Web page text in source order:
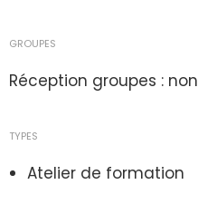
GROUPES
Réception groupes : non
TYPES
Atelier de formation